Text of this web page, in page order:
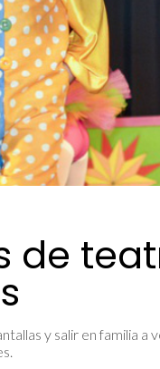
de
y salir en familia